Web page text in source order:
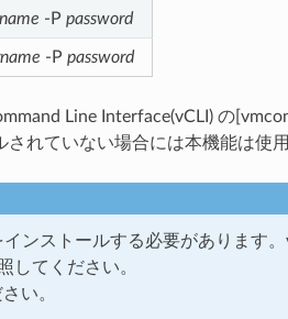
-P password
-P password
Line Interface(vCLI) の
れていない場合には本機能は使
ンストールする必要があります
してください。
い。